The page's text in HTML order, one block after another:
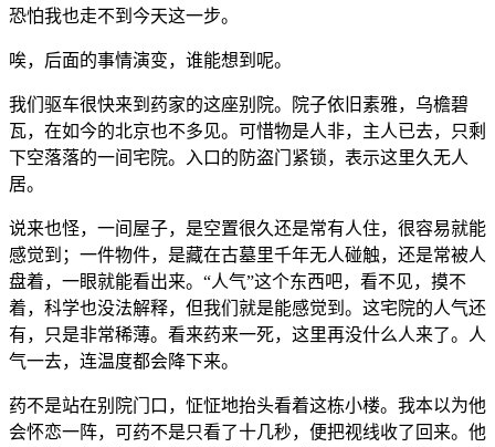
恐怕我也走不到今天这一步。
唉，后面的事情演变，谁能想到呢。
我们驱车很快来到药家的这座别院。院子依旧素雅，乌檐碧
瓦，在如今的北京也不多见。可惜物是人非，主人已去，只剩
下空落落的一间宅院。入口的防盗门紧锁，表示这里久无人
居。
说来也怪，一间屋子，是空置很久还是常有人住，很容易就能
感觉到；一件物件，是藏在古墓里千年无人碰触，还是常被人
盘着，一眼就能看出来。“人气”这个东西吧，看不见，摸不
着，科学也没法解释，但我们就是能感觉到。这宅院的人气还
有，只是非常稀薄。看来药来一死，这里再没什么人来了。人
气一去，连温度都会降下来。
药不是站在别院门口，怔怔地抬头看着这栋小楼。我本以为他
会怀恋一阵，可药不是只看了十几秒，便把视线收了回来。他